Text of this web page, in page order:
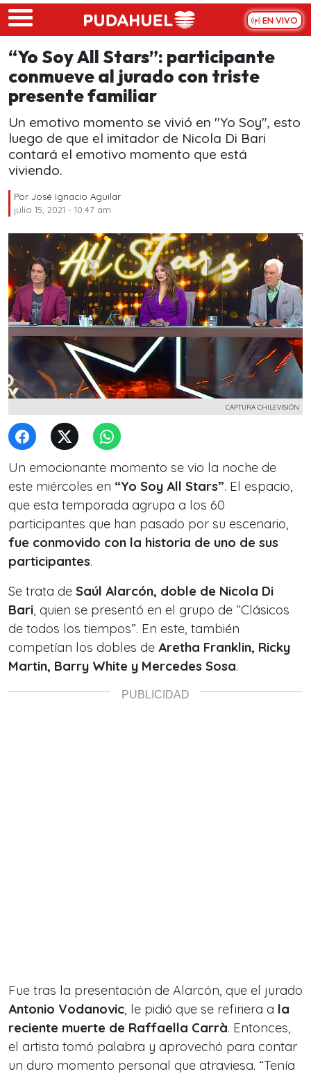
Skip to main content
EN VIVO
“Yo Soy All Stars”: participante
conmueve al jurado con triste
presente familiar
Un emotivo momento se vivió en "Yo Soy", esto
luego de que el imitador de Nicola Di Bari
contará el emotivo momento que está
viviendo.
Por José Ignacio Aguilar
julio 15, 2021 - 10:47 am
CAPTURA CHILEVISIÓN
Un emocionante momento se vio la noche de
este miércoles en “Yo Soy All Stars”. El espacio,
que esta temporada agrupa a los 60
participantes que han pasado por su escenario,
fue conmovido con la historia de uno de sus
participantes.
Se trata de Saúl Alarcón, doble de Nicola Di
Bari, quien se presentó en el grupo de “Clásicos
de todos los tiempos”. En este, también
competían los dobles de Aretha Franklin, Ricky
Martin, Barry White y Mercedes Sosa.
Fue tras la presentación de Alarcón, que el jurado
Antonio Vodanovic, le pidió que se refiriera a la
reciente muerte de Raffaella Carrà. Entonces,
el artista tomó palabra y aprovechó para contar
un duro momento personal que atraviesa. “Tenía